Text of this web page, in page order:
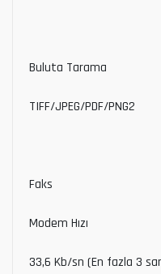
Buluta Tarama
TIFF/JPEG/PDF/PNG2
Faks
Modem Hızı
33,6 Kb/sn (En fazla 3